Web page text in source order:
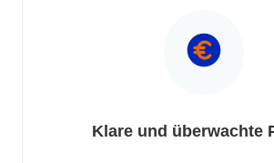
Klare und überwachte